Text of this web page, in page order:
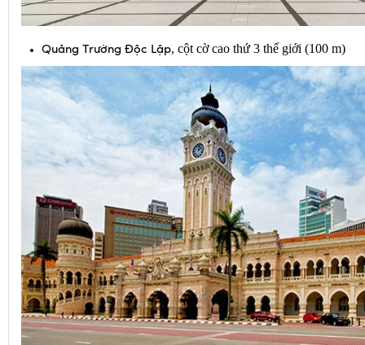
Quảng Trường Độc Lập, cột cờ cao thứ 3 thế giới (100 m)